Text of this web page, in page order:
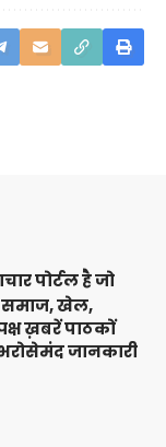
पोर्टल है जो
समाज, खेल,
ख़बरें पाठकों
जानकारी